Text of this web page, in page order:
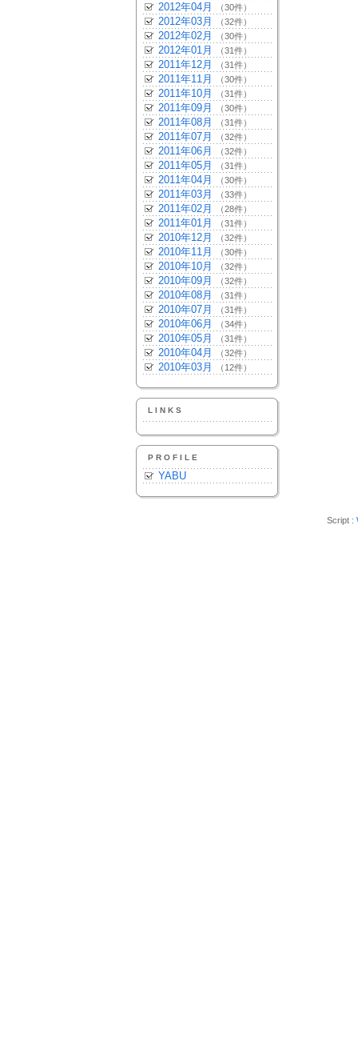
2012年04月 （30件）
2012年03月 （32件）
2012年02月 （30件）
2012年01月 （31件）
2011年12月 （31件）
2011年11月 （30件）
2011年10月 （31件）
2011年09月 （30件）
2011年08月 （31件）
2011年07月 （32件）
2011年06月 （32件）
2011年05月 （31件）
2011年04月 （30件）
2011年03月 （33件）
2011年02月 （28件）
2011年01月 （31件）
2010年12月 （32件）
2010年11月 （30件）
2010年10月 （32件）
2010年09月 （32件）
2010年08月 （31件）
2010年07月 （31件）
2010年06月 （34件）
2010年05月 （31件）
2010年04月 （32件）
2010年03月 （12件）
LINKS
PROFILE
YABU
Script :